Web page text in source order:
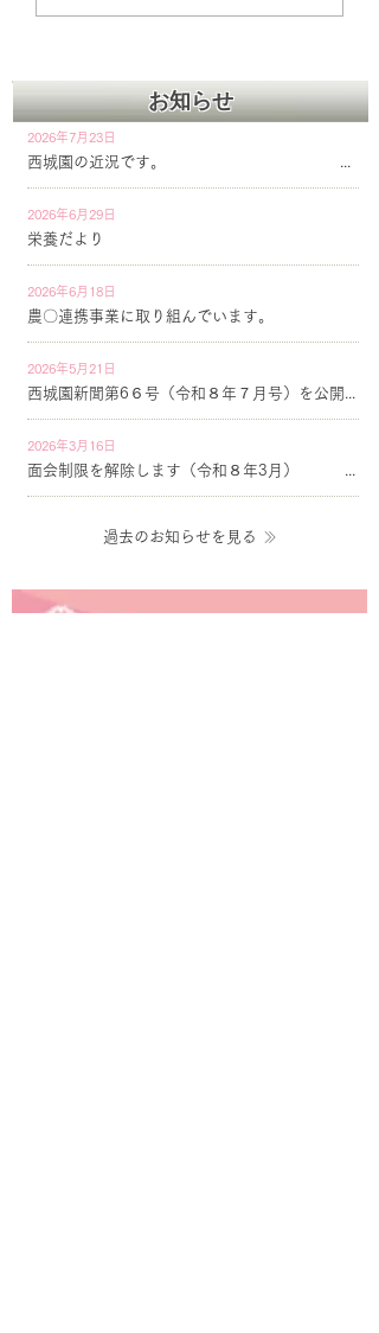
お知らせ
2026年7月23日
西城園の近況です。
2026年6月29日
栄養だより
2026年6月18日
農〇連携事業に取り組んでいます。
2026年5月21日
西城園新聞第6６号（令和８年７月号）を公開しています
2026年3月16日
面会制限を解除します（令和８年3月）
過去のお知らせを見る